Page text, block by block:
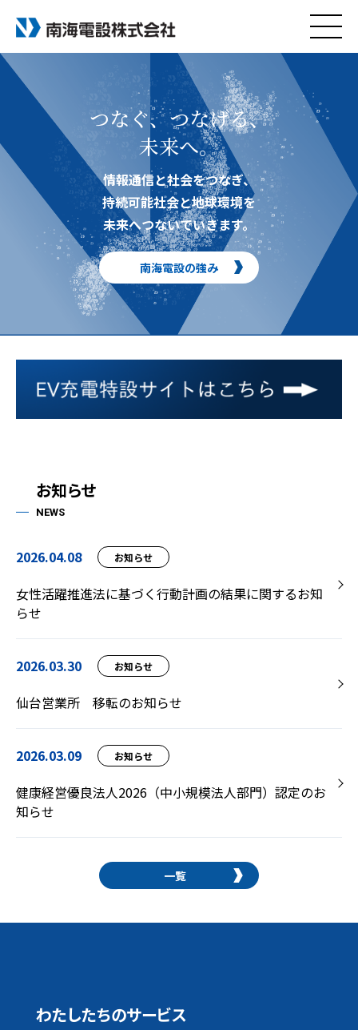
つなぐ、つなげる、
未来へ。
情報通信と社会をつなぎ、
持続可能社会と地球環境を
未来へつないでいきます。
南海電設の強み
お知らせ
NEWS
2026.04.08 お知らせ
女性活躍推進法に基づく行動計画の結果に関するお知
らせ
2026.03.30 お知らせ
仙台営業所 移転のお知らせ
2026.03.09 お知らせ
健康経営優良法人2026（中小規模法人部門）認定のお
知らせ
一覧
わたしたちのサービス